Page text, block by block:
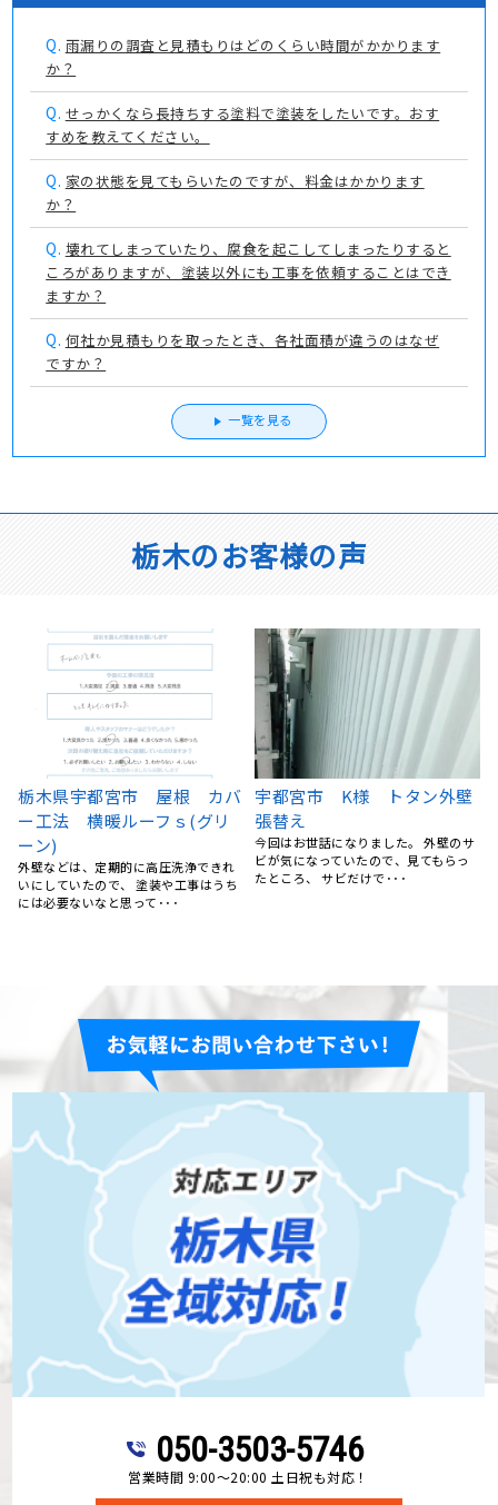
Q. 雨漏りの調査と見積もりはどのくらい時間がかかります
か？
Q. せっかくなら長持ちする塗料で塗装をしたいです。おす
すめを教えてください。
Q. 家の状態を見てもらいたのですが、料金はかかります
か？
Q. 壊れてしまっていたり、腐食を起こしてしまったりすると
ころがありますが、塗装以外にも工事を依頼することはでき
ますか？
Q. 何社か見積もりを取ったとき、各社面積が違うのはなぜ
ですか？
一覧を見る
栃木のお客様の声
栃木県真岡市 屋根塗装・外
壁塗装 S様邸 ナノコンポ
ジットW・ファイン4Fセラミ
ック
マイホーム、築20年以上が経っていま
宇都宮市 H様邸 屋根葺き替
え工事
雨漏りが起きたため、地元できてくれ
るところを探していたところリフォー
050-3503-5746
営業時間 9:00～20:00 土日祝も対応！